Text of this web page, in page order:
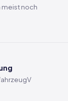
meist noch